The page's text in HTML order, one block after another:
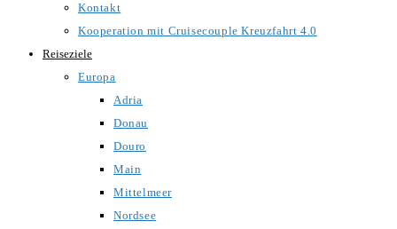
Kontakt
Kooperation mit Cruisecouple Kreuzfahrt 4.0
Reiseziele
Europa
Adria
Donau
Douro
Main
Mittelmeer
Nordsee